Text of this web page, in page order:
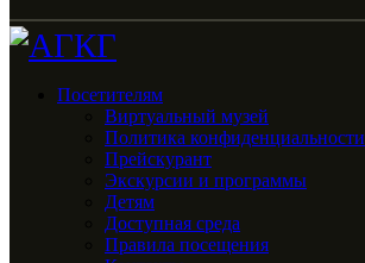
Посетителям
Виртуальный музей
Политика конфиденциальности
Прейскурант
Экскурсии и программы
Детям
Доступная среда
Правила посещения